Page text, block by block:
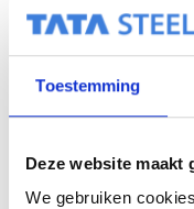
Toestemming
Deze website maakt
We gebruiken